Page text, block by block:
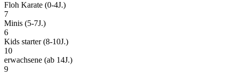
Floh Karate (0-4J.)
7
Minis (5-7J.)
6
Kids starter (8-10J.)
10
erwachsene (ab 14J.)
9